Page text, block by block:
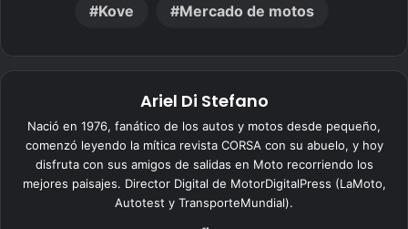
Kove Mercado de motos
Ariel Di Stefano
Nació en 1976, fanático de los autos y motos desde pequeño,
comenzó leyendo la mítica revista CORSA con su abuelo, y hoy
disfruta con sus amigos de salidas en Moto recorriendo los
mejores paisajes. Director Digital de MotorDigitalPress (LaMoto,
Autotest y TransporteMundial).